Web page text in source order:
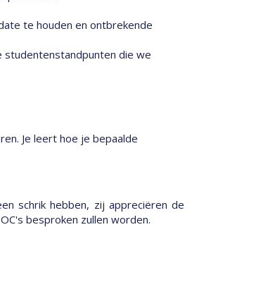
te houden en ontbrekende
studentenstandpunten die we
Je leert hoe je bepaalde
schrik hebben, zij appreciëren de
besproken zullen worden.